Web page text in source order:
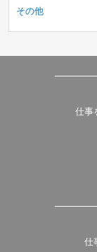
募集中のみ
その他
仕事
仕